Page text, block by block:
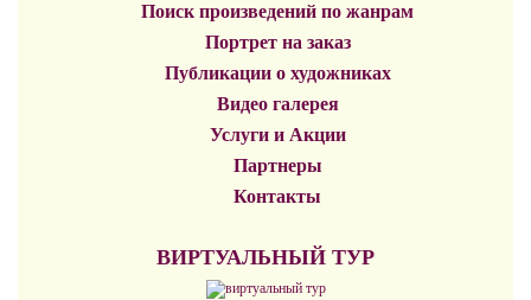
Поиск произведений по жанрам
Портрет на заказ
Публикации о художниках
Видео галерея
Услуги и Акции
Партнеры
Контакты
ВИРТУАЛЬНЫЙ ТУР